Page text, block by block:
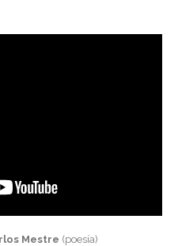
Mestre (poesía)